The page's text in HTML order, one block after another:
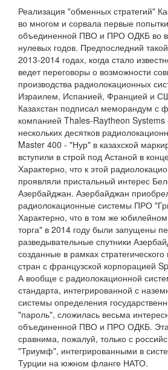
Реализация "обменных стратегий"
во многом и сорвала первые
объединенной ПВО и ПРО ОДКБ во
нулевых годов. Предпоследний
2013-2014 годах, когда стало
ведет переговоры о возможности
производства радиолокационных
Израилем, Испанией, Францией и
Казахстан подписал меморандум с
компанией Thales-Raytheon Systems
нескольких десятков
Master 400 - "Нур" в казахской
вступили в строй под Астаной в
Характерно, что к этой
проявляли пристальный интерес
Азербайджан. Азербайджан
радиолокационные системы ПРО
Характерно, что в том же
торга" в 2014 году были запущены
разведывательные спутники
созданные в рамках стратегического
стран с французской корпорацией
А вообще с радиолокационной
стандарта, интегрированной с
системы определения
"пароль", сложилась весьма
объединенной ПВО и ПРО ОДКБ. Эта
сравнима, пожалуй, только с
"Триумф", интегрированными в
Турции на южном фланге НАТО.